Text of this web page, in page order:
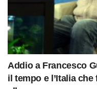
Addio a Francesco
il tempo e l’Italia